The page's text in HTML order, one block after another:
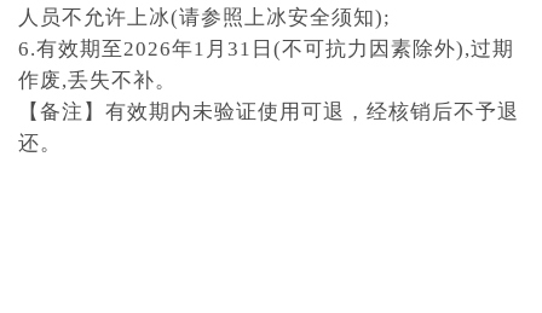
人员不允许上冰(请参照上冰安全须知);
6.有效期至2026年1月31日(不可抗力因素除外),过期
作废,丢失不补。
【备注】有效期内未验证使用可退，经核销后不予退
还。